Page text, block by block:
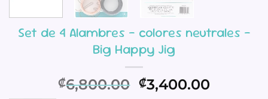
Set de 4 Alambres – colores neutrales –
Big Happy Jig
₡6,800.00 Original
₡3,400.00Current